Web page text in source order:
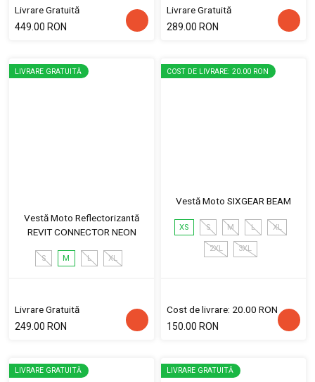
Livrare Gratuită
449.00 RON
Livrare Gratuită
289.00 RON
LIVRARE GRATUITĂ
Vestă Moto Reflectorizantă
REVIT CONNECTOR NEON
S M L XL
Livrare Gratuită
249.00 RON
COST DE LIVRARE: 20.00 RON
Vestă Moto SIXGEAR BEAM
XS S M L XL
2XL 3XL
Cost de livrare: 20.00 RON
150.00 RON
LIVRARE GRATUITĂ LIVRARE GRATUITĂ